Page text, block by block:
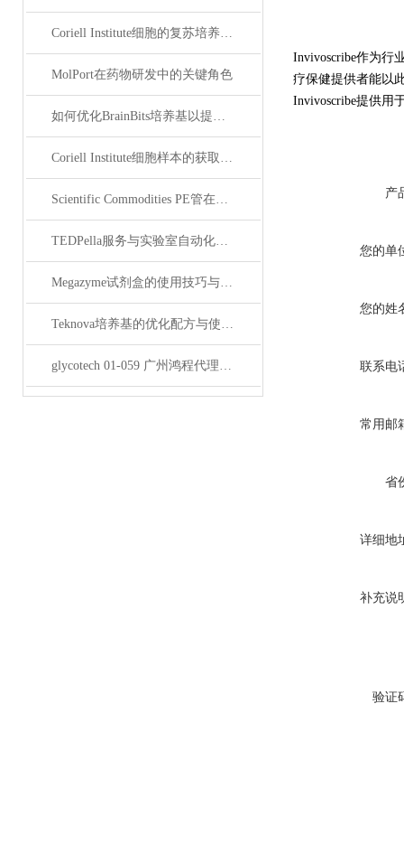
Coriell Institute细胞的复苏培养与质量控制规范
MolPort在药物研发中的关键角色
如何优化BrainBits培养基以提高实验效果？
Coriell Institute细胞样本的获取与应用指南
Scientific Commodities PE管在环保实验中的作用
TEDPella服务与实验室自动化设备的整合
Megazyme试剂盒的使用技巧与实验优化方法
Teknova培养基的优化配方与使用技巧
glycotech 01-059 广州鸿程代理：开启糖生物学研究新征程
Invivoscribe作为行
疗保健提供者能以
Invivoscribe提供用
产
您的单
您的姓
联系电
常用邮
省
详细地
补充说
验证